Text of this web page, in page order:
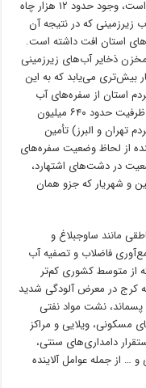
وضعیت منابع آبی در استان البرز به این صورت است، وجود حدود ۱۲ هزار چاه
سفره‌های آب زیرزمینی که در نتیجه آن
سطح آبخوان‌های استان افت داشته است.
مترمکعبی مخزن ذخایر آب‌های زیرزمینی
بیش‌تری می‌یابد که به این
درصد آب شرب مردم استان از سفره‌های آب
زیرزمینی و ۲۰ درصد از دو سد کرج و طالقان با ظرفیت حدود ۶۴۰ میلیون
تهران و البرز) تأمین
از لحاظ وضعیت سفره‌های
در دشت‌های اشتهارد،
و شهریار کهجزو همان
مانند ساوجبلاغ و
جمع‌آوری فاضلاب و تصفیه آب
از متوسط کشوری کم‌تر
کرج در معرض آلودگی شدید
پسماند، نشت مواد نفتی
مسکونی، ویلایی و مراکز
دامداری‌های سنتی،
… از جمله عوامل آلاینده